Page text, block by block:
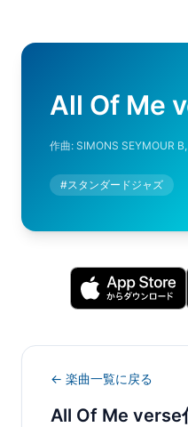
All Of Me
作曲: SIMONS SEYMOUR
#スタンダードジャズ
← 楽曲一覧に戻る
All Of Me verse